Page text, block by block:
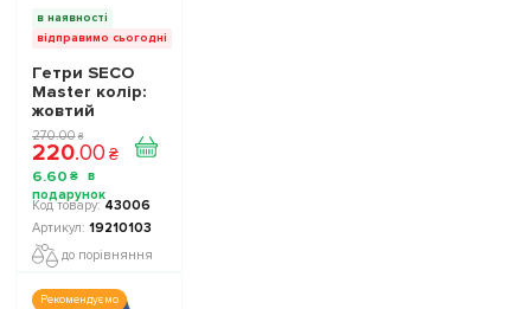
в наявності
відправимо сьогодні
Гетри SECO
Master колір:
жовтий
270.00 ₴
220.00 ₴
6.60 ₴
43006
19210103
до порівняння
Рекомендуємо